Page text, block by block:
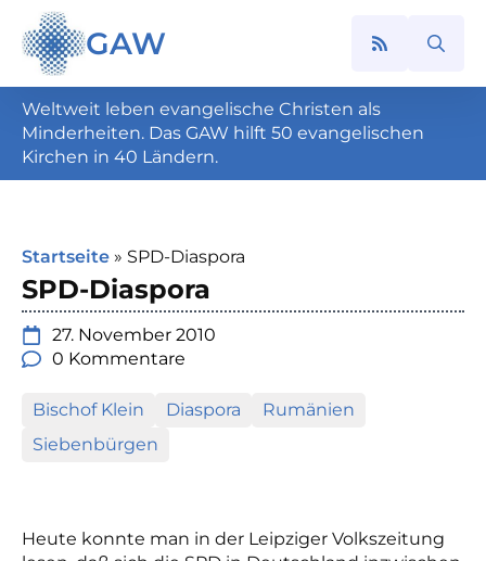
GAW
Search
Weltweit leben evangelische Christen als
Minderheiten. Das GAW hilft 50 evangelischen
Kirchen in 40 Ländern.
Startseite » SPD-Diaspora
SPD-Diaspora
27. November 2010
0 Kommentare
Bischof Klein Diaspora
Rumänien
Siebenbürgen
Heute konnte man in der Leipziger Volkszeitung